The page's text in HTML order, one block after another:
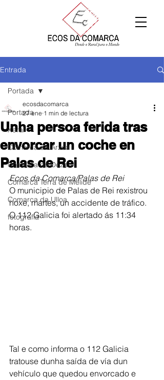
Entrada
Portada
Xeral
Comarca de Arzúa
Comarca de Deza
Comarca Terra de Melide
Comarca da Ulloa
fotografía
Portada
Unha persoa ferida tras
envorcar un coche en
Palas de Rei
ecosdacomarca
27 ene 1 min de lectura
Ecos da Comarca/Palas de Rei
O municipio de Palas de Rei rexistrou
hoxe, martes, un accidente de tráfico.
O 112 Galicia foi alertado ás 11:34
horas.
Tal e como informa o 112 Galicia
tratouse dunha saída de vía dun
vehículo que quedou envorcado e